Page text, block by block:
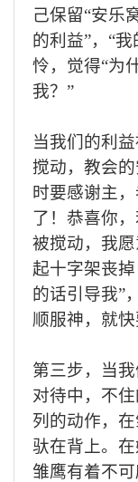
己保留“安乐
的利益”，“我
怜，觉得“为
我？ ”
当我们的利
搅动，教会的
时要感谢主
了 ！ 恭喜你
被搅动，我
起十字架丧
的话引导我”，
顺服神，就
第三步， 当我
对待中，不
列的动作，在
驮在背上。
雏鹰有着不